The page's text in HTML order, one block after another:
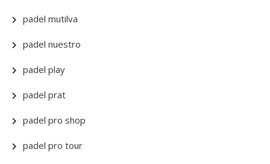
padel mutilva
padel nuestro
padel play
padel prat
padel pro shop
padel pro tour